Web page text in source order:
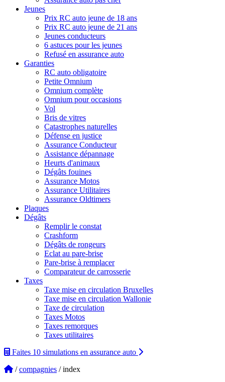
Jeunes
Prix RC auto jeune de 18 ans
Prix RC auto jeune de 21 ans
Jeunes conducteurs
6 astuces pour les jeunes
Refusé en assurance auto
Garanties
RC auto obligatoire
Petite Omnium
Omnium complète
Omnium pour occasions
Vol
Bris de vitres
Catastrophes naturelles
Défense en justice
Assurance Conducteur
Assistance dépannage
Heurts d'animaux
Dégâts fouines
Assurance Motos
Assurance Utilitaires
Assurance Oldtimers
Plaques
Dégâts
Remplir le constat
Crashform
Dégâts de rongeurs
Eclat au pare-brise
Pare-brise à remplacer
Comparateur de carrosserie
Taxes
Taxe mise en circulation Bruxelles
Taxe mise en circulation Wallonie
Taxe de circulation
Taxes Motos
Taxes remorques
Taxes utilitaires
Faites 10 simulations en assurance auto
/compagnies / index